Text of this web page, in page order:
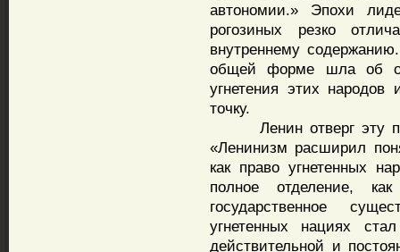
автономии.» Эпохи
рогозиных резко
внутреннему
общей форме шла об
угнетения этих
точку.
Ленин отверг эту
«Ленинизм расширил
как право угнетенных
полное отделение,
государственное
угнетенных нациях
действительной и